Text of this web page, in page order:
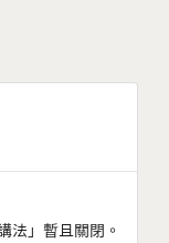
法」暫且關閉。